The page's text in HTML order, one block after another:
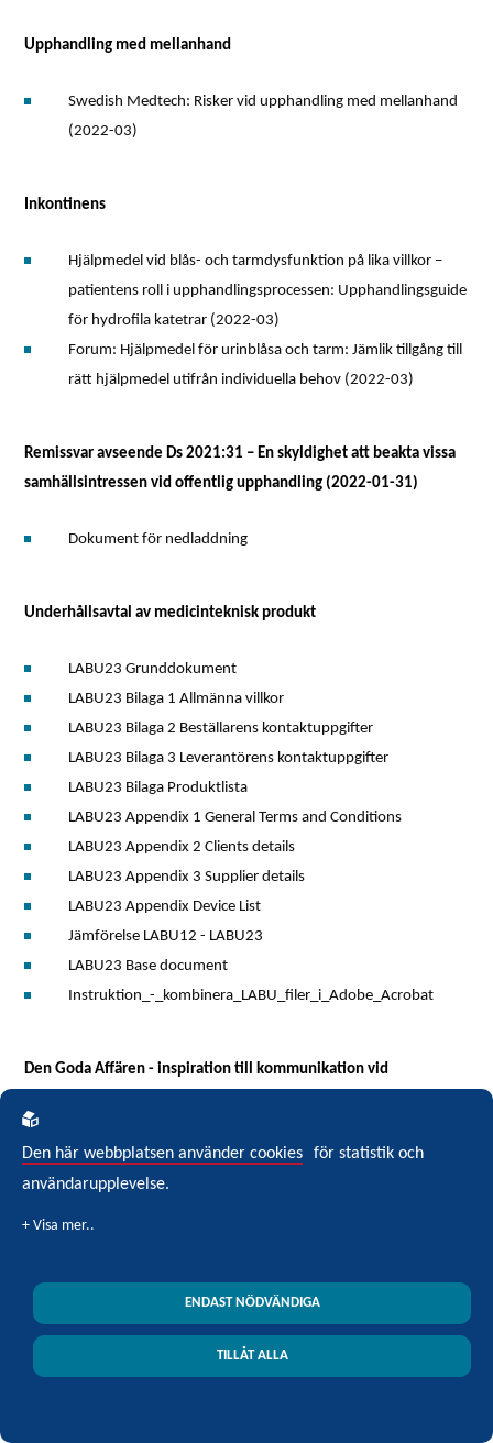
Upphandling med mellanhand
Swedish Medtech: Risker vid upphandling med mellanhand
(2022-03)
Inkontinens
Hjälpmedel vid blås- och tarmdysfunktion på lika villkor –
patientens roll i upphandlingsprocessen: Upphandlingsguide
för hydrofila katetrar (2022-03)
Forum: Hjälpmedel för urinblåsa och tarm: Jämlik tillgång till
rätt hjälpmedel utifrån individuella behov (2022-03)
Remissvar avseende Ds 2021:31 – En skyldighet att beakta vissa
samhällsintressen vid offentlig upphandling (2022-01-31)
Dokument för nedladdning
Underhållsavtal av medicinteknisk produkt
LABU23 Grunddokument
LABU23 Bilaga 1 Allmänna villkor
LABU23 Bilaga 2 Beställarens kontaktuppgifter
LABU23 Bilaga 3 Leverantörens kontaktuppgifter
LABU23 Bilaga Produktlista
LABU23 Appendix 1 General Terms and Conditions
LABU23 Appendix 2 Clients details
LABU23 Appendix 3 Supplier details
LABU23 Appendix Device List
Jämförelse LABU12 - LABU23
LABU23 Base document
Instruktion_-_kombinera_LABU_filer_i_Adobe_Acrobat
Den Goda Affären - inspiration till kommunikation vid
Den Goda Affären - inspiration till kommunikation vid
upphandling (uppdaterad juni 2021)
effektivare överprövning av offentliga upphandlingar (2021-03-
25)
Dokument för nedladdning
Den här webbplatsen använder cookies
för statistik och
användarupplevelse.
ENDAST NÖDVÄNDIGA
TILLÅT ALLA